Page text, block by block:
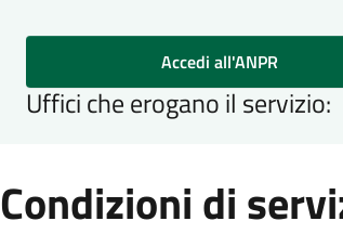
Accedi all'ANPR
Uffici che erogano il servizio:
Condizioni di